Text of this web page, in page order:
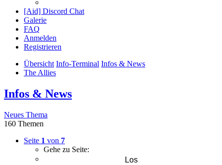
[Aid] Discord Chat
Galerie
FAQ
Anmelden
Registrieren
Übersicht Info-Terminal Infos & News
The Allies
Infos & News
Neues Thema
160 Themen
Seite 1 von 7
Gehe zu Seite: